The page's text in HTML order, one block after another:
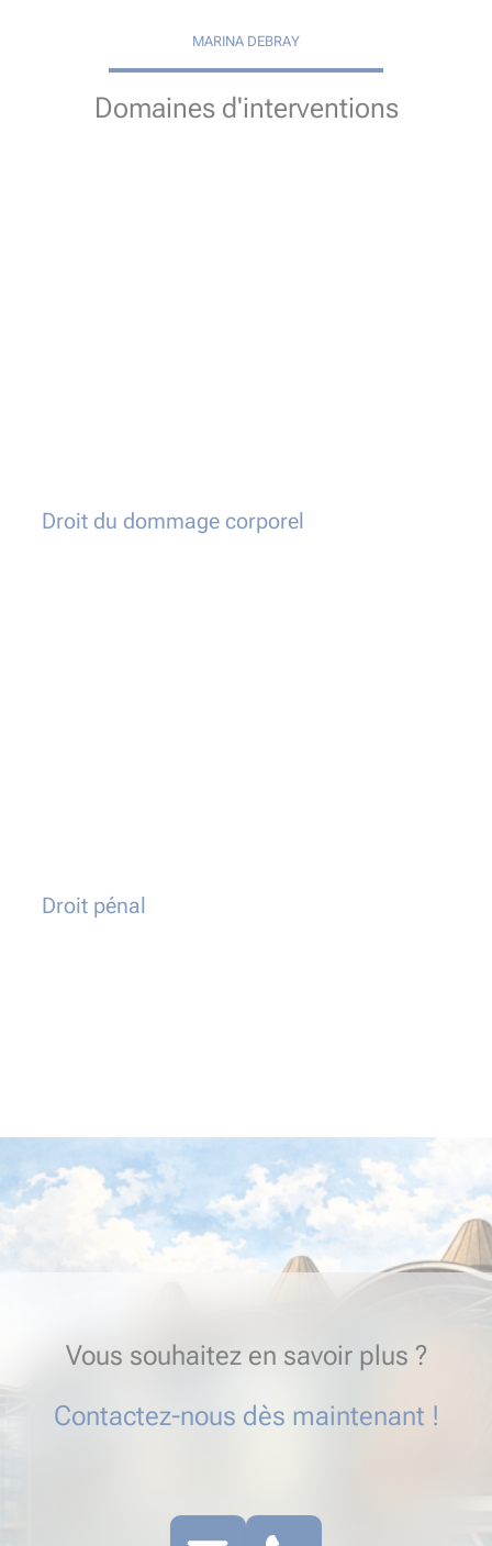
MARINA DEBRAY
Domaines d'interventions
Droit du dommage corporel
Droit pénal
Vous souhaitez en savoir plus ?
Contactez-nous dès maintenant !